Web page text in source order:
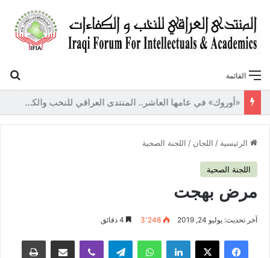
القائمة
«أوروك» في عامها العاشر.. المنتدى العراقي للنخب والكفاءات يصدر عددًا جديدًا ببحوث علمية تعالج قضايا الاقتصاد والطاقة
الرئيسية / اللجان / اللجنة الصحية
اللجنة الصحية
مرض بهجت
آخر تحديث: يوليو 24, 2019 3٬248
فيسبوك لينكدإن واتساب